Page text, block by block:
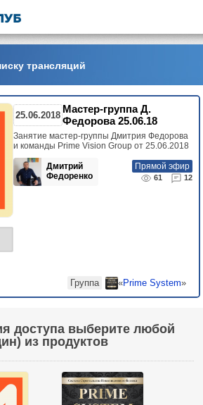
трансляций
25.06.2018 Мастер-группа Д.
Федорова 25.06.18
Занятие мастер-группы Дмитрия Федорова
и команды Prime Vision Group от 25.06.2018
Дмитрий
Федоренко
Прямой эфир
61 12
Группа «Prime System»
доступа выберите любой
из продуктов